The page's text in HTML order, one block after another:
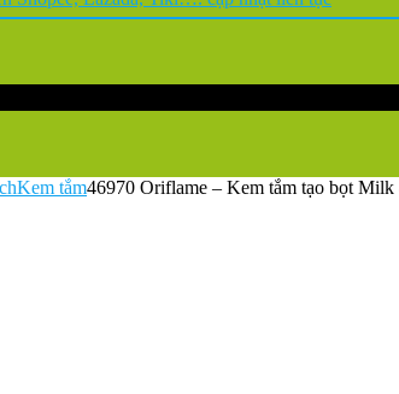
Kem tắm46970 Oriflame – Kem tắm tạo bọt